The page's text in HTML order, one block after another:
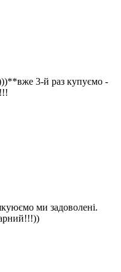
3-й раз купуємо -
ми задоволені.